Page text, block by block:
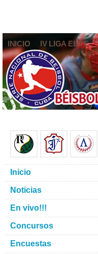
INICIO IV LIGA ELITE
Inicio
Noticias
En vivo!!!
Concursos
Encuestas